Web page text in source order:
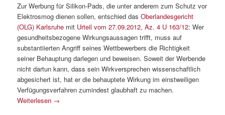
Zur Werbung für Silikon-Pads, die unter anderem zum Schutz vor
Elektrosmog dienen sollen, entschied dasOberlandesgericht
(OLG) Karlsruhe mit Urteil vom 27.09.2012, Az. 4 U 163/12: Wer
gesundheitsbezogene Wirkungsaussagen trifft, muss auf
substantiierten Angriff seines Wettbewerbers die Richtigkeit
seiner Behauptung darlegen und beweisen. Soweit der Werbende
nicht dartun kann, dass sein Wirkversprechen wissenschaftlich
abgesichert ist, hat er die behauptete Wirkung im einstweiligen
Verfügungsverfahren zumindest glaubhaft zu machen.
Weiterlesen →